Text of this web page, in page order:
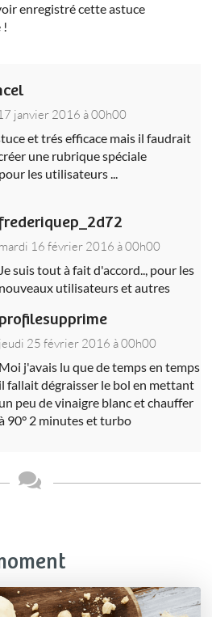
enregistré cette astuce
!
janvier 2016 à 00h00
et trés efficace mais il faudrait
une rubrique spéciale
les utilisateurs ...
frederiquep_2d72
mardi 16 février 2016 à 00h00
Je suis tout à fait d'accord.., pour les
nouveaux utilisateurs et autres
profilesupprime
jeudi 25 février 2016 à 00h00
Moi j'avais lu que de temps en temps
il fallait dégraisser le bol en mettant
un peu de vinaigre blanc et chauffer
90° 2 minutes et turbo